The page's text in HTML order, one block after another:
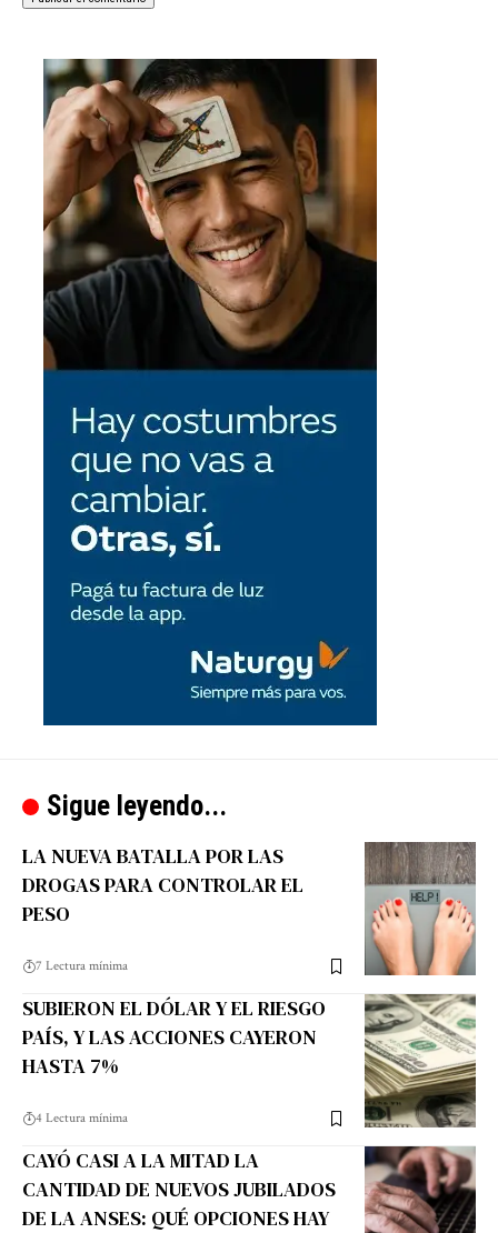
Sigue leyendo...
LA NUEVA BATALLA POR LAS
DROGAS PARA CONTROLAR EL
PESO
7 Lectura mínima
SUBIERON EL DÓLAR Y EL RIESGO
PAÍS, Y LAS ACCIONES CAYERON
HASTA 7%
4 Lectura mínima
CAYÓ CASI A LA MITAD LA
CANTIDAD DE NUEVOS JUBILADOS
DE LA ANSES: QUÉ OPCIONES HAY